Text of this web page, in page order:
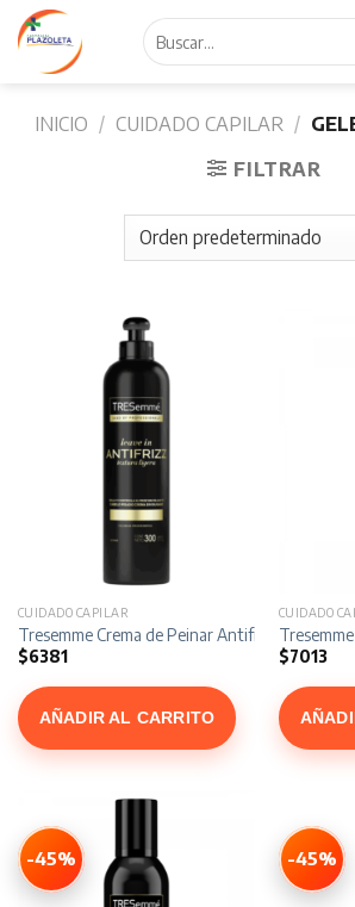
Skip
content
Buscar
por:
INICIO / CUIDADO CAPILAR /
FILTRAR
CUIDADO CAPILAR
Tresemme Crema de Peinar Antifrizz x 300 ml
$6381
AÑADIR AL CARRITO
CUIDADO
$7013
-45% -45%